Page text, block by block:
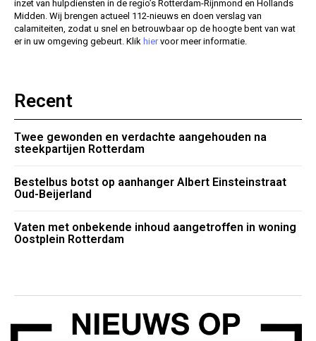
inzet van hulpdiensten in de regio’s Rotterdam-Rijnmond en Hollands
Midden. Wij brengen actueel 112-nieuws en doen verslag van
calamiteiten, zodat u snel en betrouwbaar op de hoogte bent van wat
er in uw omgeving gebeurt. Klik hiervoor meer informatie.
Recent
Twee gewonden en verdachte aangehouden na
steekpartijen Rotterdam
Bestelbus botst op aanhanger Albert Einsteinstraat
Oud-Beijerland
Vaten met onbekende inhoud aangetroffen in woning
Oostplein Rotterdam